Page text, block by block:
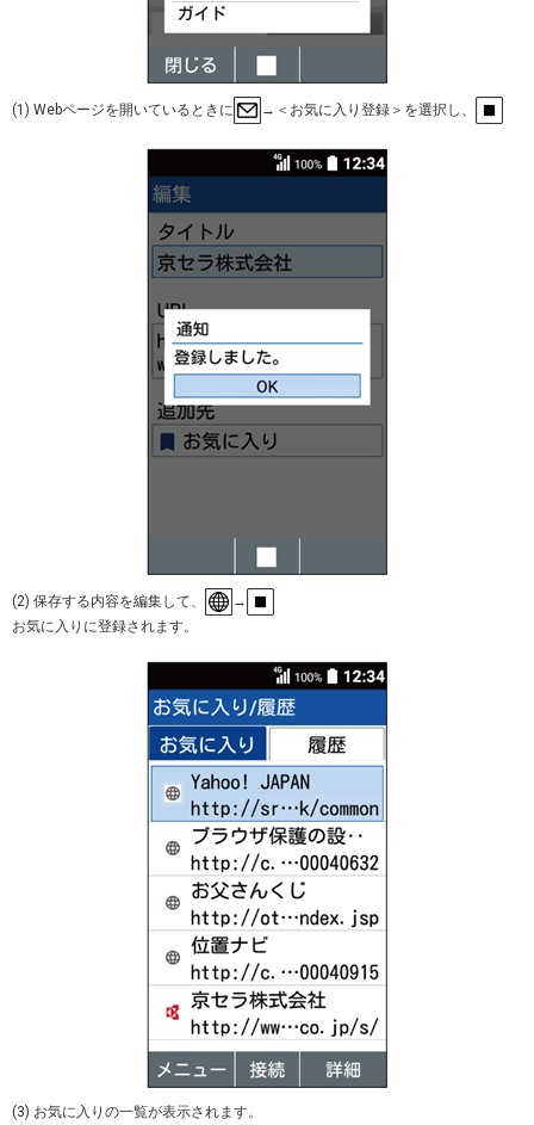
(1) Webページを開いているときに →＜お気に入り登録＞を選択し、
(2) 保存する内容を編集して、
→
お気に入りに登録されます。
(3) お気に入りの一覧が表示されます。